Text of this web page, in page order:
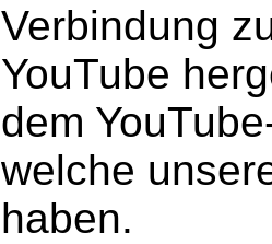
Verbindung
YouTube
dem
welche
haben.